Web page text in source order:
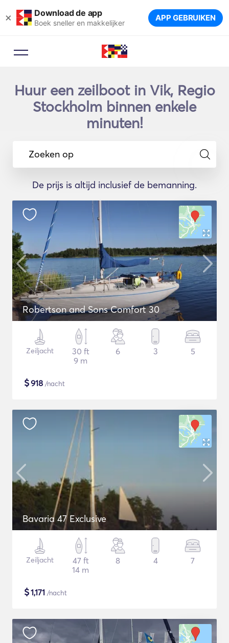
× Download de app
Boek sneller en makkelijker APP GEBRUIKEN
Huur een zeilboot in Vik, Regio
Stockholm binnen enkele
minuten!
Zoeken op
De prijs is altijd inclusief de bemanning.
Robertson and Sons Comfort 30
Zeiljacht
30 ft
9 m
6 3 5
$918 /nacht
Bavaria 47 Exclusive
Zeiljacht
47 ft
14 m
8 4 7
$1,171 /nacht